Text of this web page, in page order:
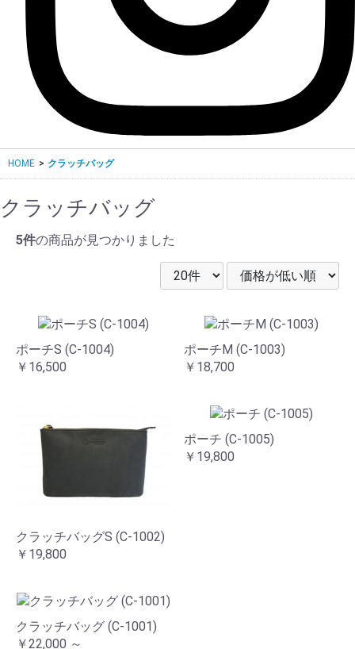
HOME > クラッチバッグ
クラッチバッグ
5件の商品が見つかりました
ポーチS (C-1004)
￥16,500
ポーチM (C-1003)
￥18,700
クラッチバッグS (C-1002)
￥19,800
ポーチ (C-1005)
￥19,800
クラッチバッグ (C-1001)
￥22,000 ～